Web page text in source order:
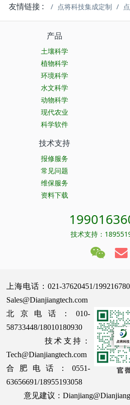
友情链接 : 点将科技集成定制
产品
土壤科学
植物科学
环境科学
水文科学
动物科学
现代农业
科学软件
技术支持
报修服务
常见问题
维保服务
资料下载
技术支持：
上海电话：021-37620451/
Sales@Dianjiangtech.com
北京电话：010-
58733448/18010180930
技术支持：
Tech@Dianjiangtech.com
合肥电话：0551-
63656691/18955193058
意见建议：